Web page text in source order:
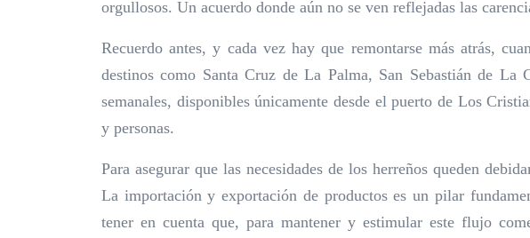
orgullosos. Un acuerdo donde aún no se ven reflejadas las
Recuerdo antes, y cada vez hay que remontarse más atrás,
destinos como Santa Cruz de La Palma, San Sebastián de
semanales, disponibles únicamente desde el puerto de Los
y personas.
Para asegurar que las necesidades de los herreños queden
La importación y exportación de productos es un pilar
tener en cuenta que, para mantener y estimular este flujo